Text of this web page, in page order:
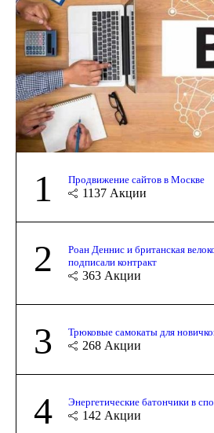
1 Продвижение сайтов в Москве
1137 Акции
2
Роан Деннис и британская
подписали контракт
363 Акции
3 Трюковые самокаты для
268 Акции
4 Энергетические батончики в
142 Акции